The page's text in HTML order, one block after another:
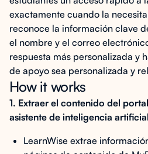
exactamente cuando la
reconoce la información clave
el nombre y el correo
respuesta más personalizada y
de apoyo sea personalizada y
How it works
1. Extraer el contenido del
asistente de inteligencia artificial
LearnWise extrae